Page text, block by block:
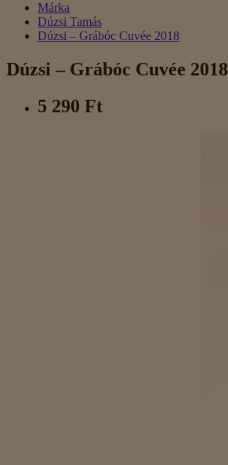
Márka
Dúzsi Tamás
Dúzsi – Grábóc Cuvée 2018
Dúzsi – Grábóc Cuvée 2018
5 290 Ft